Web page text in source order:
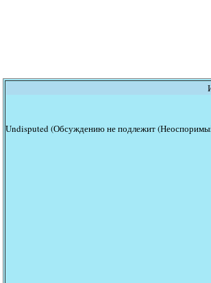
Undisputed (Обсуждению не подлежит